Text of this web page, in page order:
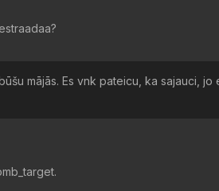
mājās. Es vnk pateicu, ka sajauci,